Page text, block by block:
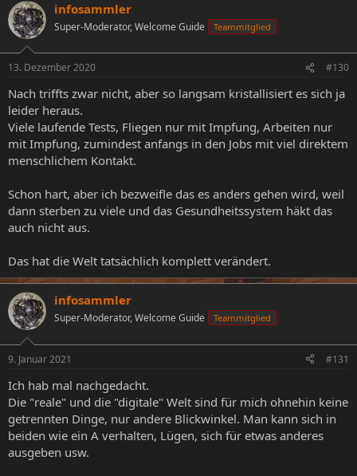
infosammler
Super-Moderator, Welcome Guide Teammitglied
13. Dezember 2020 #130
Nach triffts zwar nicht, aber so langsam kristallisiert es sich ja
leider heraus.
Viele laufende Tests, Fliegen nur mit Impfung, Arbeiten nur
mit Impfung, zumindest anfangs in den Jobs mit viel direktem
menschlichem Kontakt.
Schon hart, aber ich bezweifle das es anders gehen wird, weil
dann sterben zu viele und das Gesundheitssystem häkt das
auch nicht aus.
Das hat die Welt tatsächlich komplett verändert.
infosammler
Super-Moderator, Welcome Guide Teammitglied
9. Januar 2021 #131
Ich hab mal nachgedacht.
Die "reale" und die "digitale" Welt sind für mich ohnehin keine
getrennten Dinge, nur andere Blickwinkel. Man kann sich in
beiden wie ein A verhalten, Lügen, sich für etwas anderes
ausgeben usw.